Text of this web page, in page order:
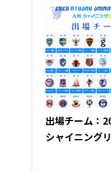
出場チーム：
シャイニング